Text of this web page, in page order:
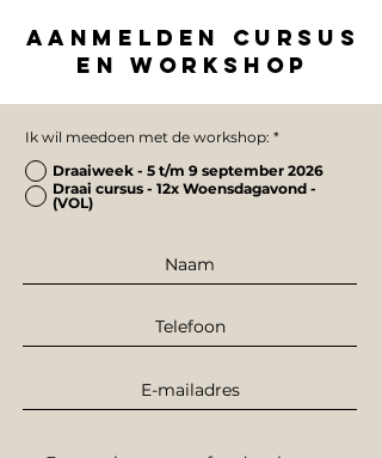
AANMELDEN CURSUS
EN WORKSHOP
Ik wil meedoen met de workshop: *
Draaiweek - 5 t/m 9 september 2026
Draai cursus - 12x Woensdagavond -
(VOL)